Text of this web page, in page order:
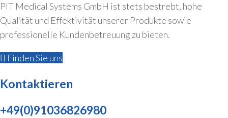
PIT Medical Systems GmbH ist stets bestrebt, hohe
Qualität und Effektivität unserer Produkte sowie
professionelle Kundenbetreuung zu bieten.
Finden Sie uns
Kontaktieren
+49(0)91036826980